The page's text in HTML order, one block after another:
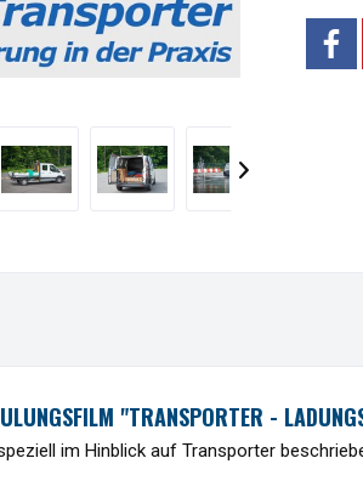
"TRANSPORTER -
im Hinblick auf Transporter